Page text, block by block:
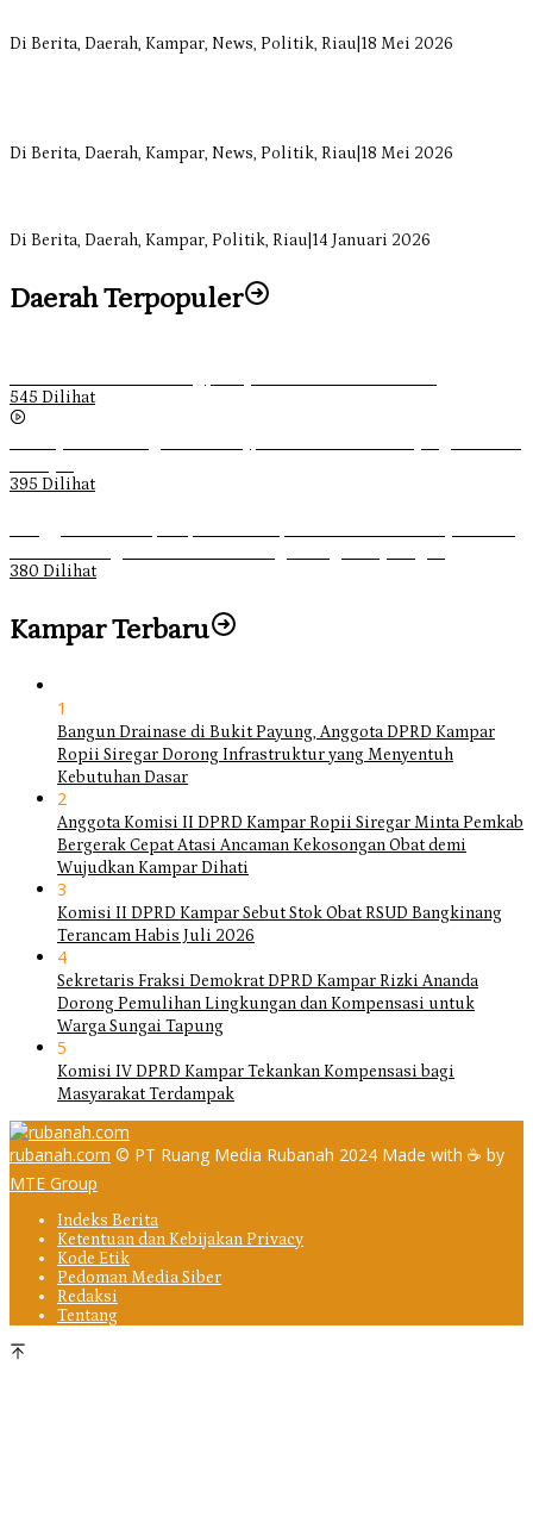
Di Berita, Daerah, Kampar, News, Politik, Riau 18 Mei 2026
Di Berita, Daerah, Kampar, News, Politik, Riau 18 Mei 2026
Di Berita, Daerah, Kampar, Politik, Riau 14 Januari 2026
Daerah Terpopuler
545 Dilihat
395 Dilihat
380 Dilihat
Kampar Terbaru
1
Bangun Drainase di Bukit Payung, Anggota DPRD Kampar
Ropii Siregar Dorong Infrastruktur yang Menyentuh
Kebutuhan Dasar
2
Anggota Komisi II DPRD Kampar Ropii Siregar Minta Pemkab
Bergerak Cepat Atasi Ancaman Kekosongan Obat demi
Wujudkan Kampar Dihati
3
Komisi II DPRD Kampar Sebut Stok Obat RSUD Bangkinang
Terancam Habis Juli 2026
4
Sekretaris Fraksi Demokrat DPRD Kampar Rizki Ananda
Dorong Pemulihan Lingkungan dan Kompensasi untuk
Warga Sungai Tapung
5
Komisi IV DPRD Kampar Tekankan Kompensasi bagi
Masyarakat Terdampak
rubanah.com © PT Ruang Media Rubanah 2024 Made with ☕ by
MTE Group
Indeks Berita
Ketentuan dan Kebijakan Privacy
Kode Etik
Pedoman Media Siber
Redaksi
Tentang